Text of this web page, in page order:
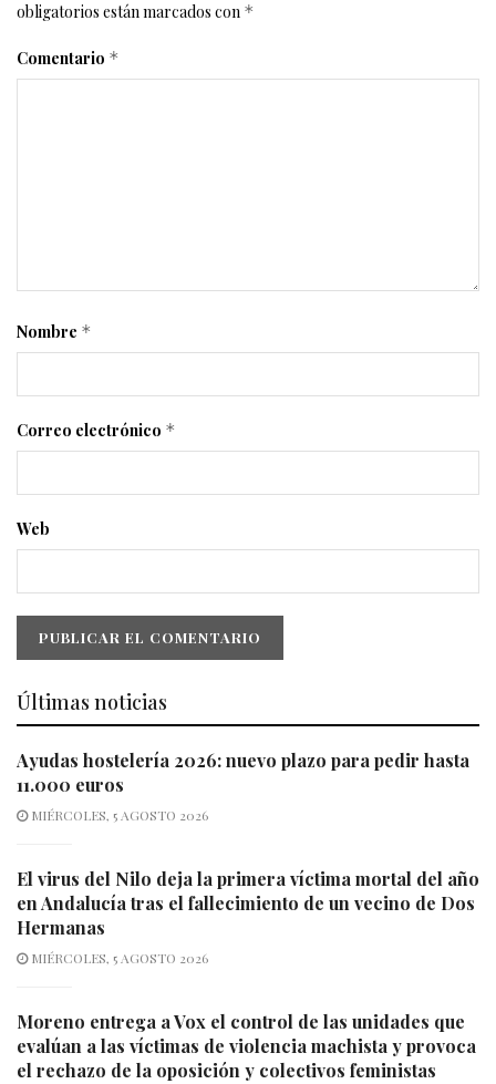
obligatorios están marcados con *
Comentario *
Nombre *
Correo electrónico *
Web
Últimas noticias
Ayudas hostelería 2026: nuevo plazo para pedir hasta
11.000 euros
MIÉRCOLES, 5 AGOSTO 2026
El virus del Nilo deja la primera víctima mortal del año
en Andalucía tras el fallecimiento de un vecino de Dos
Hermanas
MIÉRCOLES, 5 AGOSTO 2026
Moreno entrega a Vox el control de las unidades que
evalúan a las víctimas de violencia machista y provoca
el rechazo de la oposición y colectivos feministas